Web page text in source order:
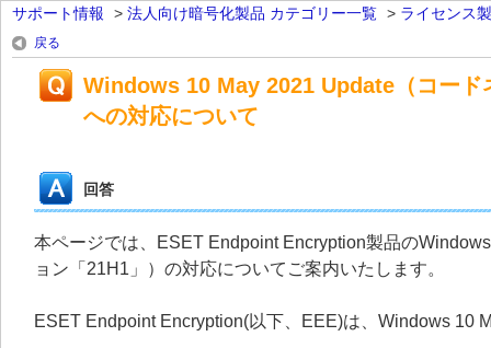
サポート情報 > 法人向け暗号化製品 カテゴリー一覧 > ライセンス
戻る
Windows 10 May 2021 Update（コード
への対応について
回答
本ページでは、ESET Endpoint Encryption製品の
ョン「21H1」）の対応についてご案内いたします。
ESET Endpoint Encryption(以下、EEE)は、Windows 10